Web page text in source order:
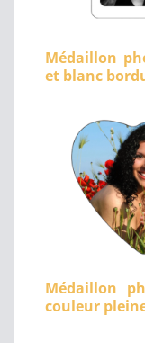
Médaillon
et blanc
Médaillon
couleur